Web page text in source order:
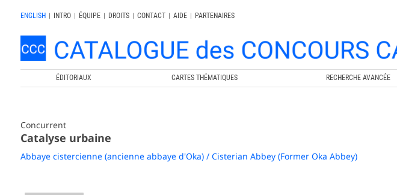
ENGLISH | INTRO | ÉQUIPE | DROITS | CONTACT | AIDE |
PARTENAIRES
ÉDITORIAUX CARTES THÉMATIQUES RECHERCHE AVANCÉE
Concurrent
Catalyse urbaine
Abbaye cistercienne (ancienne abbaye d'Oka) / Cisterian Abbey (Former Oka Abbey)